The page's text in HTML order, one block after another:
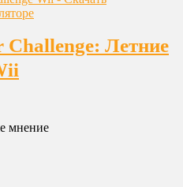
Challenge: Летние
мнение